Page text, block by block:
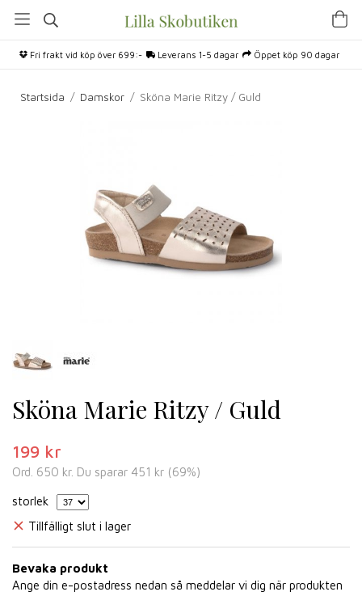
Fri frakt vid köp över 699:- Leverans 1-5 dagar Öppet köp 90 dagar
Startsida / Damskor / Sköna Marie Ritzy / Guld
Sköna Marie Ritzy / Guld
199 kr
Ord. 650 kr. Du sparar 451 kr (69%)
storlek
Tillfälligt slut i lager
Bevaka produkt
Ange din e-postadress nedan så meddelar vi dig när produkten